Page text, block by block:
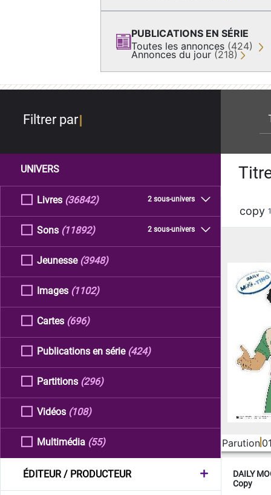
PUBLICATIONS EN SÉRIE
Toutes les annonces (424)
Annonces du jour (218)
Filtrer par
UNIVERS
Livres 2 sous-univers
(36842)
Sons 2 sous-univers
(11892)
Jeunesse (3948)
Images (1102)
Cartes (696)
Publications en série (424)
Partitions (296)
Vidéos (108)
Multimédia (55)
ÉDITEUR / PRODUCTEUR
copy
Parution
DAILY
Copy